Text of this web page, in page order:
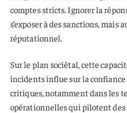
comptes stricts. Ignorer la
s’exposer à des sanctions, mais
réputationnel.
Sur le plan sociétal, cette
incidents influe sur la
critiques, notamment dans les
opérationnelles qui pilotent des